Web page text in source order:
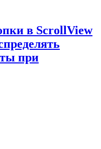
в ScrollView
при